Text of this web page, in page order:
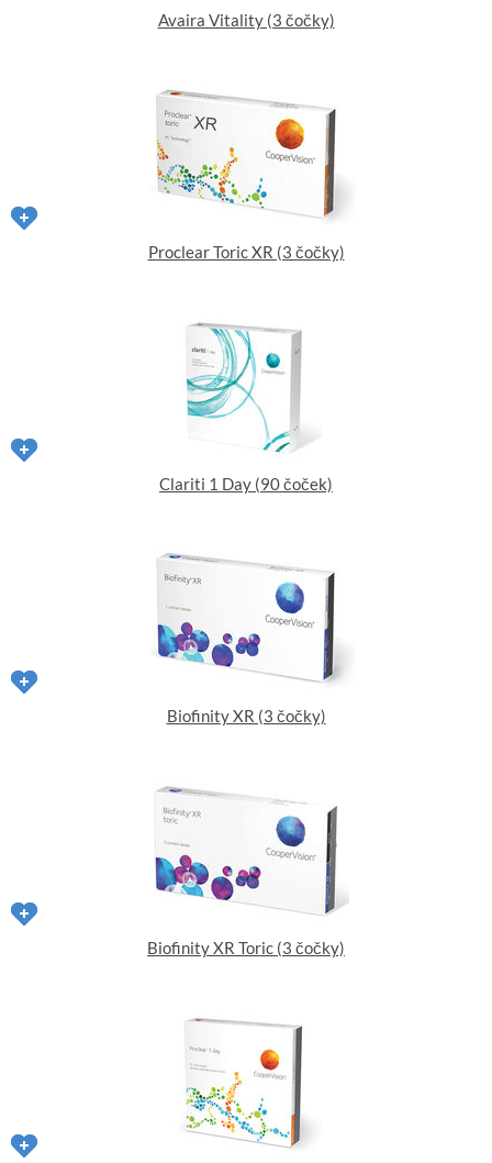
Avaira Vitality (3 čočky)
Proclear Toric XR (3 čočky)
Clariti 1 Day (90 čoček)
Biofinity XR (3 čočky)
Biofinity XR Toric (3 čočky)